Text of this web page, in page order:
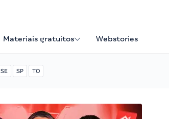
Materiais gratuitos Webstories
SE SP TO